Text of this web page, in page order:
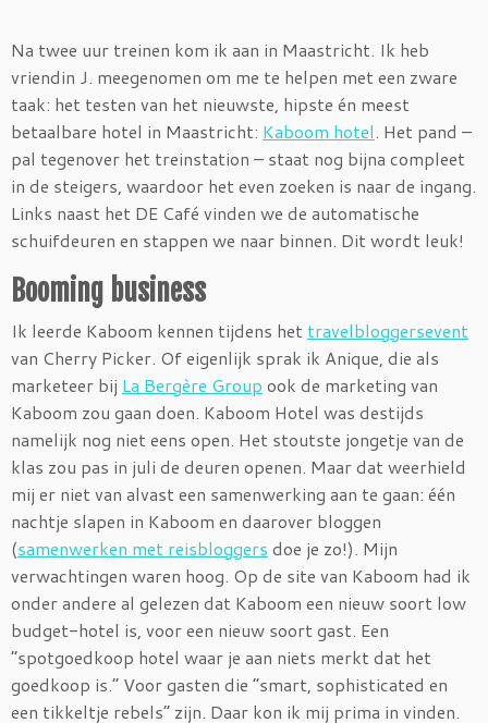
Na twee uur treinen kom ik aan in Maastricht. Ik heb
vriendin J. meegenomen om me te helpen met een zware
taak: het testen van het nieuwste, hipste én meest
betaalbare hotel in Maastricht: Kaboom hotel. Het pand –
pal tegenover het treinstation – staat nog bijna compleet
in de steigers, waardoor het even zoeken is naar de ingang.
Links naast het DE Café vinden we de automatische
schuifdeuren en stappen we naar binnen. Dit wordt leuk!
Booming business
Ik leerde Kaboom kennen tijdens het travelbloggersevent
van Cherry Picker. Of eigenlijk sprak ik Anique, die als
marketeer bij La Bergère Group ook de marketing van
Kaboom zou gaan doen. Kaboom Hotel was destijds
namelijk nog niet eens open. Het stoutste jongetje van de
klas zou pas in juli de deuren openen. Maar dat weerhield
mij er niet van alvast een samenwerking aan te gaan: één
nachtje slapen in Kaboom en daarover bloggen
(samenwerken met reisbloggers doe je zo!). Mijn
verwachtingen waren hoog. Op de site van Kaboom had ik
onder andere al gelezen dat Kaboom een nieuw soort low
budget-hotel is, voor een nieuw soort gast. Een
“spotgoedkoop hotel waar je aan niets merkt dat het
goedkoop is.” Voor gasten die “smart, sophisticated en
een tikkeltje rebels” zijn. Daar kon ik mij prima in vinden.